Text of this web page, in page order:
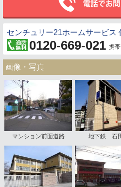
センチュリー21ホームサービス
0120-669-021 携
画像・写真
マンション前面道路 地下鉄 石